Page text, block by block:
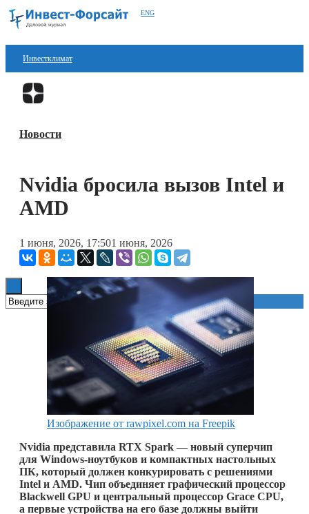
ENG
Инвестклимат
Финансы
Блокчейн
Книги
Новости
Nvidia бросила вызов Intel и
AMD
1 июня, 2026, 17:501 июня, 2026
Изображение от rawpixel.com на Freepik
Nvidia представила RTX Spark — новый суперчип
для Windows-ноутбуков и компактных настольных
ПК, который должен конкурировать с решениями
Intel и AMD. Чип объединяет графический процессор
Blackwell GPU и центральный процессор Grace CPU,
а первые устройства на его базе должны выйти